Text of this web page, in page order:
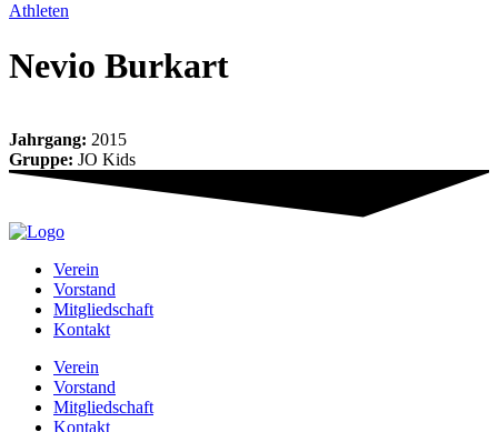
Athleten
Nevio Bur­kart
Jahrgang: 2015
Gruppe: JO Kids
Ver­ein
Vor­stand
Mit­glied­schaft
Kon­takt
Ver­ein
Vor­stand
Mit­glied­schaft
Kon­takt